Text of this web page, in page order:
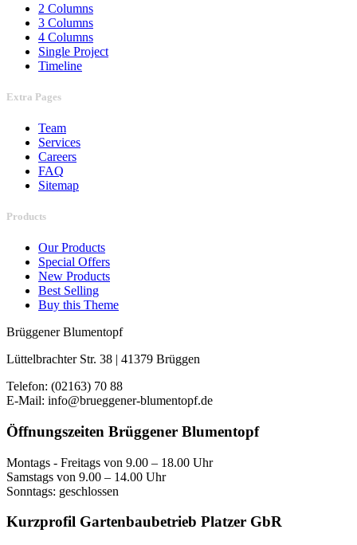
2 Columns
3 Columns
4 Columns
Single Project
Timeline
Extra Pages
Team
Services
Careers
FAQ
Sitemap
Products
Our Products
Special Offers
New Products
Best Selling
Buy this Theme
Brüggener Blumentopf
Lüttelbrachter Str. 38 | 41379 Brüggen
Telefon: (02163) 70 88
E-Mail: info@brueggener-blumentopf.de
Öffnungszeiten Brüggener Blumentopf
Montags - Freitags von 9.00 – 18.00 Uhr
Samstags von 9.00 – 14.00 Uhr
Sonntags: geschlossen
Kurzprofil Gartenbaubetrieb Platzer GbR